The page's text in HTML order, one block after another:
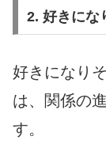
2. 好きにな
好きになり
は、関係の
す。